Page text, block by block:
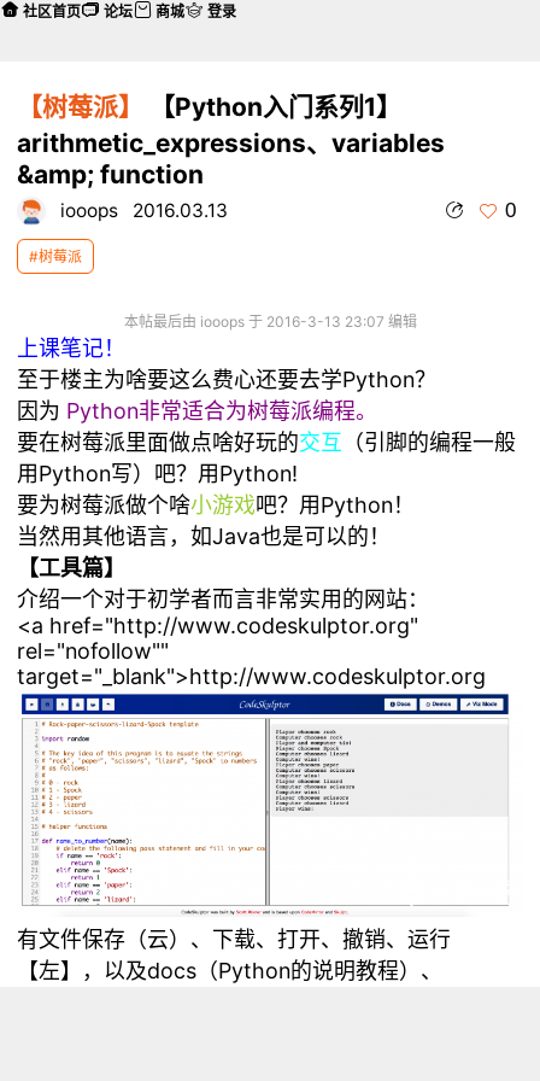
【树莓派】
【Python入门系列1】
arithmetic_expressions、variables
&amp; function
iooops 2016.03.13 0
#树莓派
本帖最后由 iooops 于 2016-3-13 23:07 编辑
上课笔记！
至于楼主为啥要这么费心还要去学Python？
因为 Python非常适合为树莓派编程。
要在树莓派里面做点啥好玩的交互 （引脚的编程一般
用Python写）吧？用Python!
要为树莓派做个啥小游戏吧？用Python！
当然用其他语言，如Java也是可以的！
【工具篇】
介绍一个对于初学者而言非常实用的网站：
<a href="http://www.codeskulptor.org"
rel="nofollow""
target="_blank">http://www.codeskulptor.org
有文件保存（云）、下载、打开、撤销、运行
【左】，以及docs（Python的说明教程）、
社区首页 论坛 商城 登录